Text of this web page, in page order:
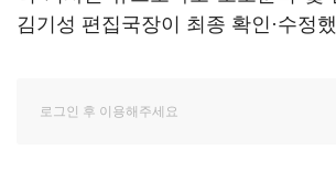
김기성 편집국장이 최종 확인·수정